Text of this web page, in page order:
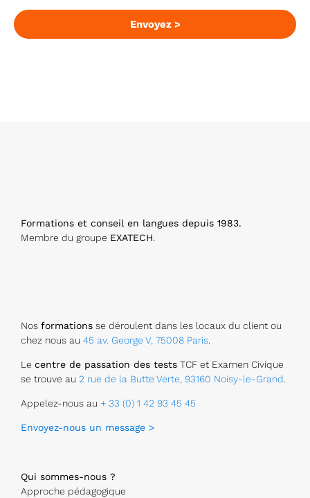
nt
a
ct
Envoyez >
Formations et conseil en langues depuis 1983.
Membre du groupe EXATECH.
Nos formations se déroulent dans les locaux du client ou
chez nous au 45 av. George V, 75008 Paris.
Le centre de passation des tests TCF et Examen Civique
se trouve au 2 rue de la Butte Verte, 93160 Noisy-le-Grand.
Appelez-nous au + 33 (0) 1 42 93 45 45
Envoyez-nous un message >
Qui sommes-nous ?
Approche pédagogique